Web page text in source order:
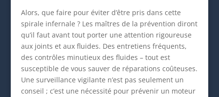
Alors, que faire pour éviter d’être pris dans cette
spirale infernale ? Les maîtres de la prévention diront
qu’il faut avant tout porter une attention rigoureuse
aux joints et aux fluides. Des entretiens fréquents,
des contrôles minutieux des fluides – tout est
susceptible de vous sauver de réparations coûteuses.
Une surveillance vigilante n’est pas seulement un
conseil ; c’est une nécessité pour prévenir un moteur